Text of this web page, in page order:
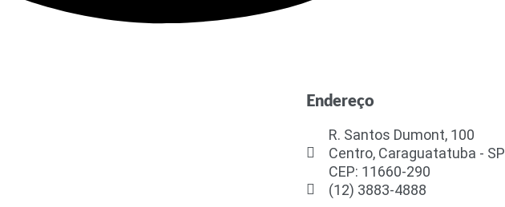
Endereço
R. Santos Dumont, 100
Centro, Caraguatatuba - SP
CEP: 11660-290
(12) 3883-4888